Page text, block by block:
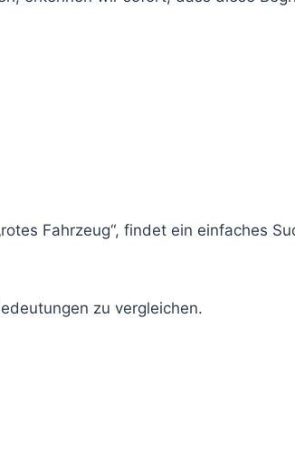
Fahrzeug“, findet ein einfaches
zu vergleichen.